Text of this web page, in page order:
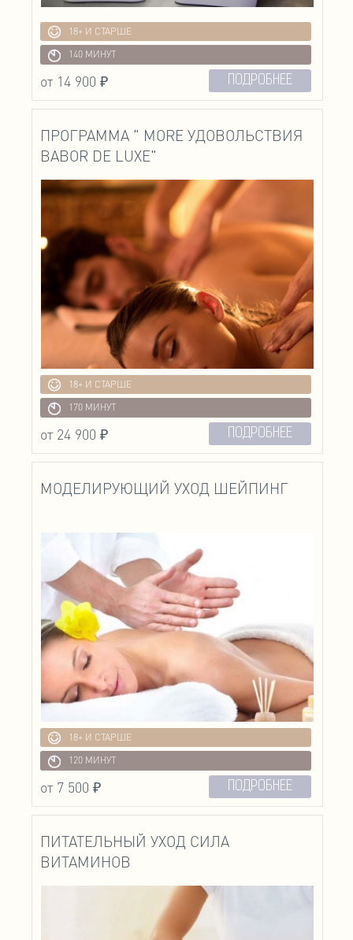
18+ И СТАРШЕ
140 МИНУТ
от 14 900 ₽ ПОДРОБНЕЕ
ПРОГРАММА " МОRE УДОВОЛЬСТВИЯ
BABOR DE LUXE"
18+ И СТАРШЕ
170 МИНУТ
от 24 900 ₽ ПОДРОБНЕЕ
МОДЕЛИРУЮЩИЙ УХОД ШЕЙПИНГ
18+ И СТАРШЕ
120 МИНУТ
от 7 500 ₽ ПОДРОБНЕЕ
ПИТАТЕЛЬНЫЙ УХОД СИЛА
ВИТАМИНОВ